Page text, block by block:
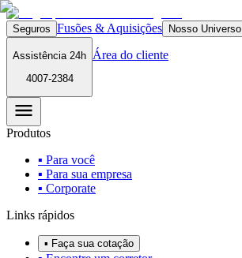
Seguros Fusões & Aquisições Nosso Universo
Assistência 24h
4007-2384
Área do cliente
Produtos
▪ Para você
▪ Para sua empresa
▪ Corporate
Links rápidos
▪ Faça sua cotação